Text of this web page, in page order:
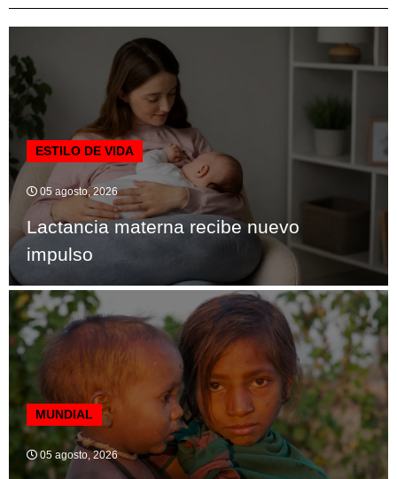
ESTILO DE VIDA
05 agosto, 2026
Lactancia materna recibe nuevo
impulso
MUNDIAL
05 agosto, 2026